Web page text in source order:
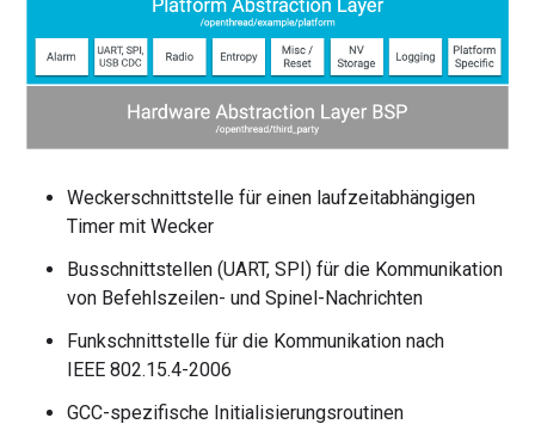
Weckerschnittstelle für einen laufzeitabhängigen
Timer mit Wecker
Busschnittstellen (UART, SPI) für die Kommunikation
von Befehlszeilen- und Spinel-Nachrichten
Funkschnittstelle für die Kommunikation nach
IEEE 802.15.4-2006
GCC-spezifische Initialisierungsroutinen